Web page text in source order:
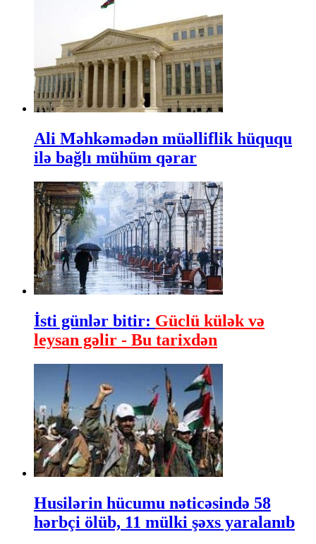
Ali Məhkəmədən müəlliflik hüququ
ilə bağlı mühüm qərar
İsti günlər bitir: Güclü külək və
leysan gəlir - Bu tarixdən
Husilərin hücumu nəticəsində 58
hərbçi ölüb, 11 mülki şəxs yaralanıb